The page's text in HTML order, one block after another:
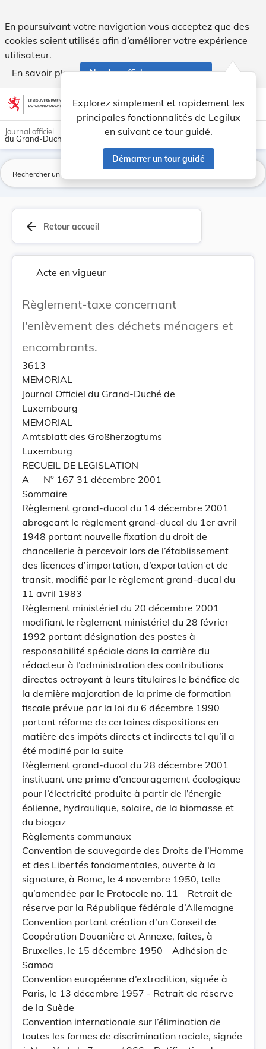
En poursuivant votre navigation vous acceptez que des
cookies soient utilisés afin d’améliorer votre expérience
utilisateur.
En savoir plus
Ne plus afficher ce message
Aller au contenu account_circle help Aide
Explorez simplement et rapidement les
principales fonctionnalités de Legilux
en suivant ce tour guidé.
Démarrer un tour guidé
light_mode dark_mode
Journal officiel
du Grand-Duché de Luxembourg
arrow_back Retour accueil
Acte en vigueur
Règlement-taxe concernant
l'enlèvement des déchets ménagers et
encombrants.
3613
MEMORIAL
Journal Officiel du Grand-Duché de
Luxembourg
MEMORIAL
Amtsblatt des Großherzogtums
Luxemburg
RECUEIL DE LEGISLATION
A –– N° 167 31 décembre 2001
Sommaire
Règlement grand-ducal du 14 décembre 2001
abrogeant le règlement grand-ducal du 1er avril
1948 portant nouvelle fixation du droit de
chancellerie à percevoir lors de l’établissement
des licences d’importation, d’exportation et de
transit, modifié par le règlement grand-ducal du
11 avril 1983
Règlement ministériel du 20 décembre 2001
modifiant le règlement ministériel du 28 février
1992 portant désignation des postes à
responsabilité spéciale dans la carrière du
rédacteur à l’administration des contributions
directes octroyant à leurs titulaires le bénéfice de
la dernière majoration de la prime de formation
fiscale prévue par la loi du 6 décembre 1990
portant réforme de certaines dispositions en
matière des impôts directs et indirects tel qu’il a
été modifié par la suite
Règlement grand-ducal du 28 décembre 2001
instituant une prime d’encouragement écologique
pour l’électricité produite à partir de l’énergie
éolienne, hydraulique, solaire, de la biomasse et
du biogaz
Règlements communaux
Convention de sauvegarde des Droits de l’Homme
et des Libertés fondamentales, ouverte à la
signature, à Rome, le 4 novembre 1950, telle
qu’amendée par le Protocole no. 11 – Retrait de
réserve par la République fédérale d’Allemagne
Convention portant création d’un Conseil de
Coopération Douanière et Annexe, faites, à
Bruxelles, le 15 décembre 1950 – Adhésion de
Samoa
Convention européenne d’extradition, signée à
Paris, le 13 décembre 1957 - Retrait de réserve
de la Suède
Convention internationale sur l’élimination de
toutes les formes de discrimination raciale, signée